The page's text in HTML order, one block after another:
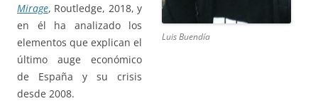
Luis Buendía
Mirage, Routledge, 2018, y
en él ha analizado los
elementos que explican el
último auge económico
de España y su crisis
desde 2008.